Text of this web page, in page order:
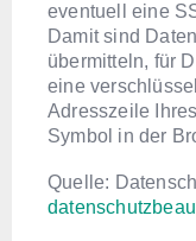
eventuell eine
Damit sind
übermitteln, für
eine
Adresszeile
Symbol in der
Quelle: